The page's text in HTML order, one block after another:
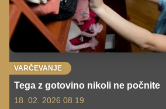
VARČEVANJE
Tega z gotovino nikoli ne počnite
18. 02. 2026 08.19